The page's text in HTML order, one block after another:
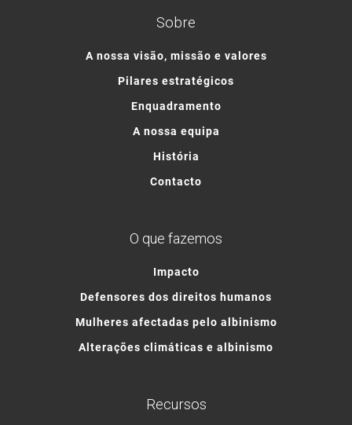
Sobre
A nossa visão, missão e valores
Pilares estratégicos
Enquadramento
A nossa equipa
História
Contacto
O que fazemos
Impacto
Defensores dos direitos humanos
Mulheres afectadas pelo albinismo
Alterações climáticas e albinismo
Recursos